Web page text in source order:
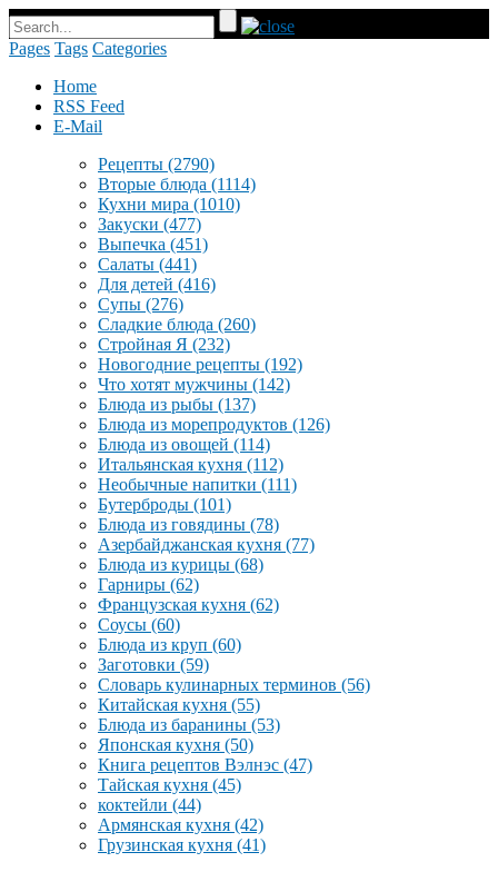
Pages Tags Categories
Home
RSS Feed
E-Mail
Рецепты (2790)
Вторые блюда (1114)
Кухни мира (1010)
Закуски (477)
Выпечка (451)
Салаты (441)
Для детей (416)
Супы (276)
Сладкие блюда (260)
Стройная Я (232)
Новогодние рецепты (192)
Что хотят мужчины (142)
Блюда из рыбы (137)
Блюда из морепродуктов (126)
Блюда из овощей (114)
Итальянская кухня (112)
Необычные напитки (111)
Бутерброды (101)
Блюда из говядины (78)
Азербайджанская кухня (77)
Блюда из курицы (68)
Гарниры (62)
Французская кухня (62)
Соусы (60)
Блюда из круп (60)
Заготовки (59)
Словарь кулинарных терминов (56)
Китайская кухня (55)
Блюда из баранины (53)
Японская кухня (50)
Книга рецептов Вэлнэс (47)
Тайская кухня (45)
коктейли (44)
Армянская кухня (42)
Грузинская кухня (41)